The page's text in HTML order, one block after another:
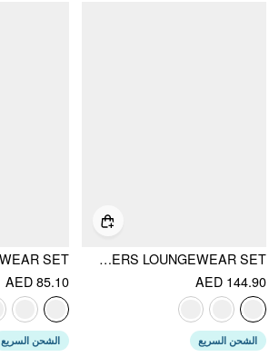
COTTON-BLEND STRIPE DRAWSTRING RUFFLE HEM TANK TOP & LOW RISE DRAWSTRING TROUSERS LOUNGEWEAR SET
AED 144.90
الشحن السريع
AED 85.10
الشحن السريع